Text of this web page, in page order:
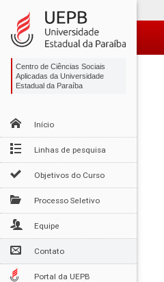
para
conteúdo
para
menu
para
busca
para
rodapé

Centro de Ciências Sociais
Aplicadas da Universidade
Estadual da Paraíba
Início
Linhas de pesquisa
Objetivos do Curso
Processo Seletivo
Equipe
Contato
Portal da UEPB